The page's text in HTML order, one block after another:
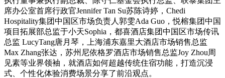
席办公室首席行政官Jennifer Tan Su苏陈诗婷，Chedi
Hospitality集团中国区市场负责人郭雯Ada Guo，悦榕集团中国
项目拓展部总监于小天Sophia，都喜酒店集团中国区市场传讯
总监 LucyTang唐月琴，上海浦东嘉里大酒店市场销售总监
Max Zhang张达，苏州尼依格罗酒店市场销售总监Joy Zhou周
见素等业界领袖，就酒店如何超越传统住宿功能，打造沉浸
式、个性化体验消费场景分享了前沿观点。